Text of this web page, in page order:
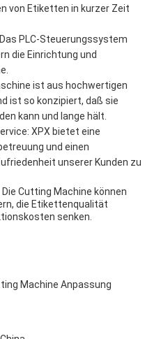
von Etiketten in kurzer Zeit
PLC-Steuerungssystem
die Einrichtung und
ist aus hochwertigen
ist so konzipiert, daß sie
kann und lange hält.
XPX bietet eine
und einen
unserer Kunden zu
Cutting Machine können
die Etikettenqualität
senken.
Machine Anpassung